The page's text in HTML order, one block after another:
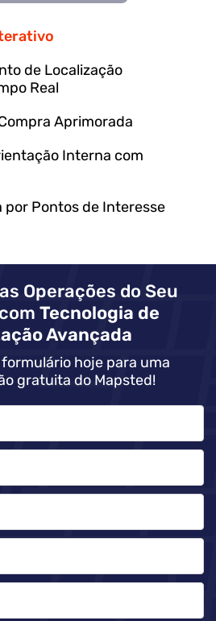
de Localização
Real
Aprimorada
Interna com
por Pontos de Interesse
Operações do Seu
Tecnologia de
Avançada
hoje para uma
gratuita do Mapsted!